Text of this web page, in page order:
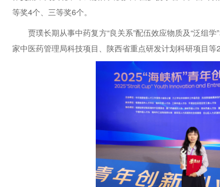
等奖4个、三等奖6个。
贾璞长期从事中药复方“良关系”配伍效应物质及“泛组
家中医药管理局科技项目、陕西省重点研发计划科研项目